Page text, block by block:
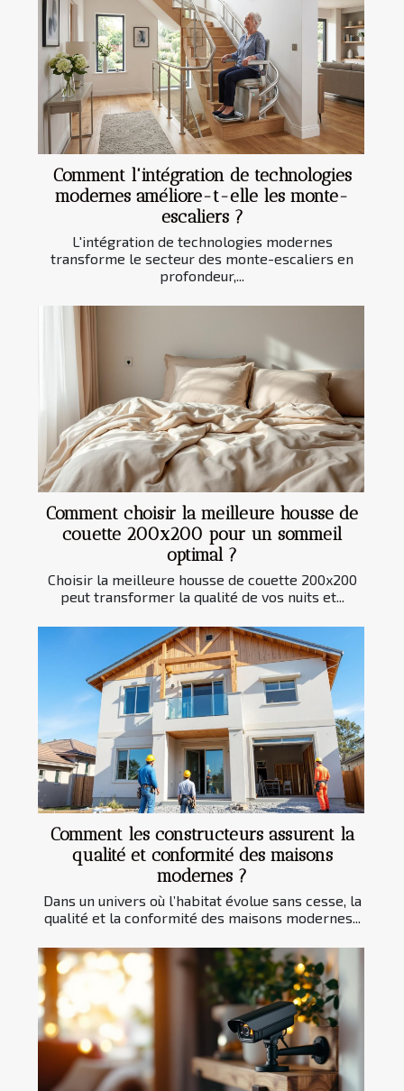
Comment l'intégration de technologies
modernes améliore-t-elle les monte-
escaliers ?
L'intégration de technologies modernes
transforme le secteur des monte-escaliers en
profondeur,...
Comment choisir la meilleure housse de
couette 200x200 pour un sommeil
optimal ?
Choisir la meilleure housse de couette 200x200
peut transformer la qualité de vos nuits et...
Comment les constructeurs assurent la
qualité et conformité des maisons
modernes ?
Dans un univers où l’habitat évolue sans cesse, la
qualité et la conformité des maisons modernes...